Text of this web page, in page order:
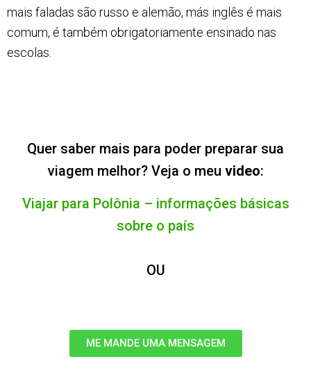
mais faladas são russo e alemão, más inglês é mais
comum, é também obrigatoriamente ensinado nas
escolas.
Quer saber mais para poder preparar sua
viagem melhor? Veja o meu video:
Viajar para Polônia – informações básicas
sobre o país
OU
ME MANDE UMA MENSAGEM